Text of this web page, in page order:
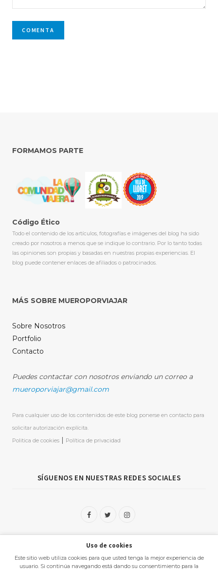
FORMAMOS PARTE
Código Ético
Todo el contenido de los artículos, fotografías e imágenes del blog ha sido
creado por nosotros a menos que se indique lo contrario. Por lo tanto todas
las opiniones son propias y basadas en nuestras propias experiencias. El
blog puede contener enlaces de afiliados o patrocinados.
MÁS SOBRE MUEROPORVIAJAR
Sobre Nosotros
Portfolio
Contacto
Puedes contactar con nosotros enviando un correo a
mueroporviajar@gmail.com
Para cualquier uso de los contenidos de este blog ponerse en contacto para
solicitar autorización explícita.
Politica de cookies | Política de privacidad
SÍGUENOS EN NUESTRAS REDES SOCIALES
F
c
e
i
t
I
s
t
Uso de cookies
Este sitio web utiliza cookies para que usted tenga la mejor experiencia de
usuario. Si continúa navegando está dando su consentimiento para la